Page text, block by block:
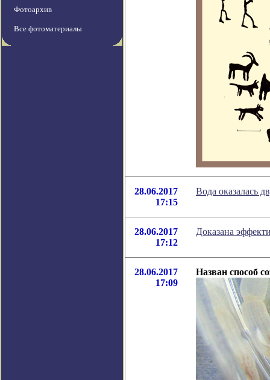
Фотоархив
Все фотоматериалы
28.06.2017
17:15
Вода оказалась
28.06.2017
17:12
Доказана
28.06.2017
17:09
Назван способ